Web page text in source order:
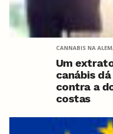
CANNABIS NA
Um
canábis
contra a
costas